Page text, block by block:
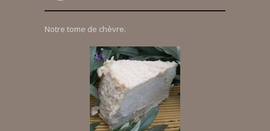
Notre tome de chèvre.